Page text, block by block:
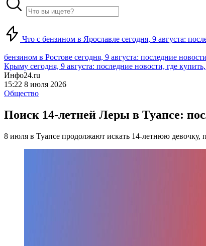
Что с бензином в Ярославле сегодня, 9 августа:
бензином в Ростове сегодня, 9 августа: последние
Крыму сегодня, 9 августа: последние новости, где
Инфо24.ru
15:22 8 июля 2026
Общество
Поиск 14-летней Леры в Туапсе:
8 июля в Туапсе продолжают искать 14-летнюю